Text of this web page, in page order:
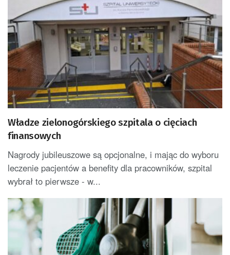
Władze zielonogórskiego szpitala o cięciach
finansowych
Nagrody jubileuszowe są opcjonalne, i mając do wyboru
leczenie pacjentów a benefity dla pracowników, szpital
wybrał to pierwsze - w...